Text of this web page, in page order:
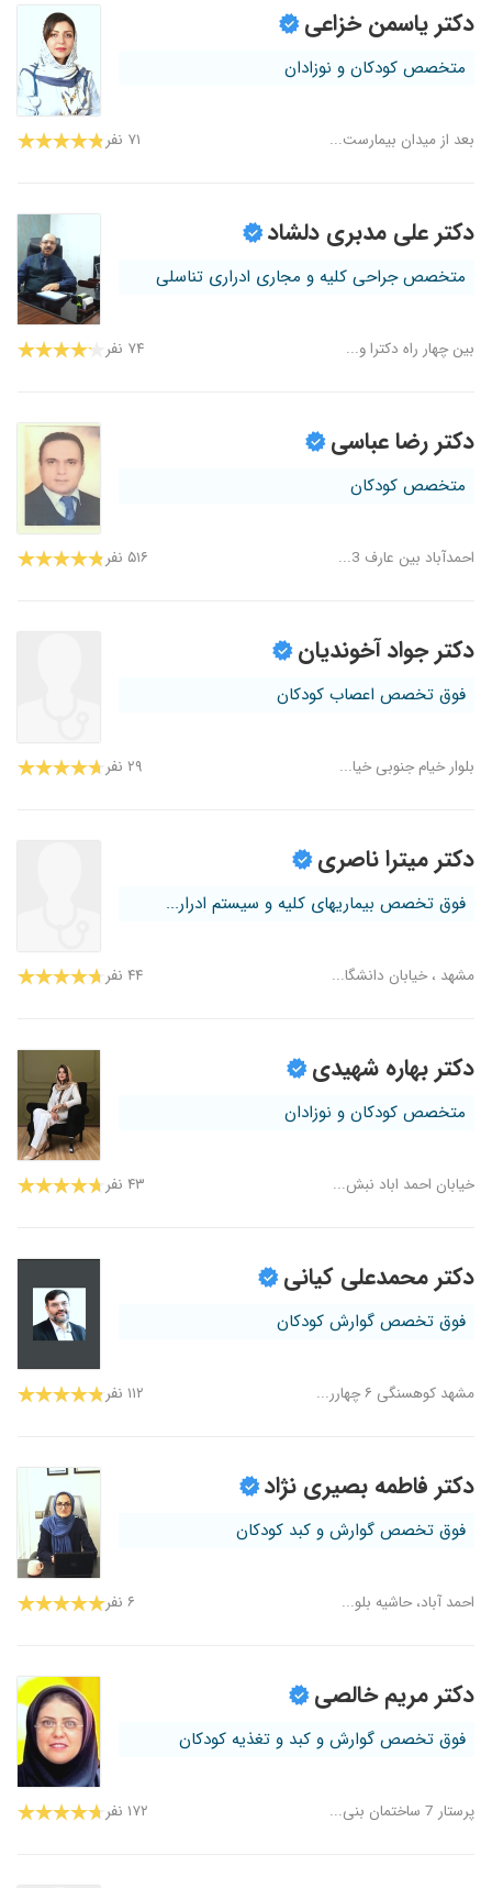
دکتر یاسمن خزاعی
متخصص کودکان و نوزادان
بعد از میدان بیمارست... ۷۱ نفر
دکتر علی مدبری دلشاد
متخصص جراحی کلیه و مجاری ادراری تناسلی
بین چهار راه دکترا و... ۷۴ نفر
دکتر رضا عباسی
متخصص کودکان
احمدآباد بین عارف 3... ۵۱۶ نفر
دکتر جواد آخوندیان
فوق تخصص اعصاب کودکان
بلوار خیام جنوبی خیا... ۲۹ نفر
دکتر میترا ناصری
فوق تخصص بیماریهای کلیه و سیستم ادرار...
مشهد ، خیابان دانشگا... ۴۴ نفر
دکتر بهاره شهیدی
متخصص کودکان و نوزادان
خیابان احمد اباد نبش... ۴۳ نفر
دکتر محمدعلی کیانی
فوق تخصص گوارش کودکان
مشهد کوهسنگی ۶ چهارر... ۱۱۲ نفر
دکتر فاطمه بصیری نژاد
فوق تخصص گوارش و کبد کودکان
احمد آباد، حاشیه بلو... ۶ نفر
دکتر مریم خالصی
فوق تخصص گوارش و کبد و تغذیه کودکان
پرستار 7 ساختمان بنی... ۱۷۲ نفر